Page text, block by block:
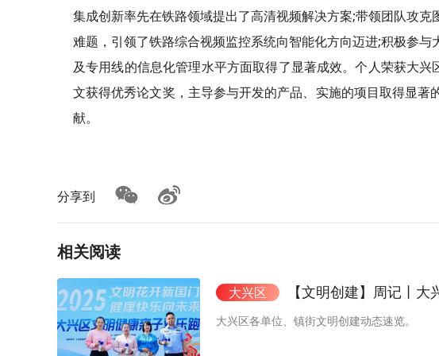
集成创新率先在铁路领域提出了高清视频解决方案;带领团队攻
难题，引领了铁路综合视频监控系统向智能化方向迈进;积极参
及专用线的信息化管理水平方面取得了显著成效。个人荣获大
文获得优秀论文奖，主导参与开发的产品、实施的项目取得显
献。
分享到
相关阅读
大兴区 【文明创建】周记丨
大兴区各单位、镇街文明创建动态速览。